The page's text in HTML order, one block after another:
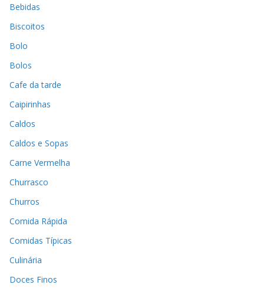
Bebidas
Biscoitos
Bolo
Bolos
Cafe da tarde
Caipirinhas
Caldos
Caldos e Sopas
Carne Vermelha
Churrasco
Churros
Comida Rápida
Comidas Típicas
Culinária
Doces Finos